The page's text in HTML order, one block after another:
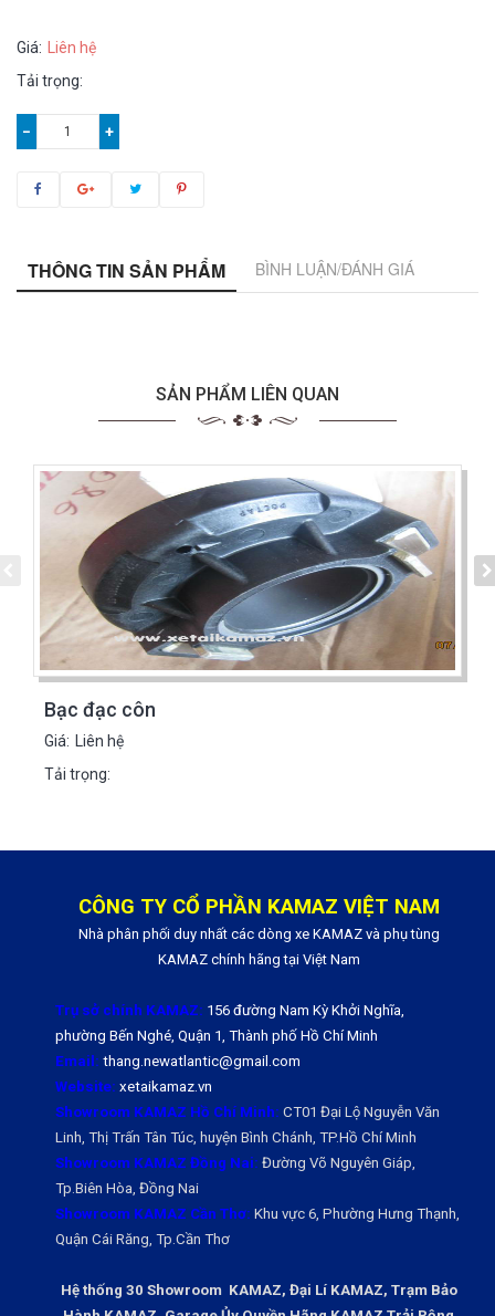
Giá: Liên hệ
Tải trọng:
− +
THÔNG TIN SẢN PHẨM BÌNH LUẬN/ĐÁNH GIÁ
SẢN PHẨM LIÊN QUAN
Bạc đạc côn
Giá: Liên hệ
Tải trọng:
CÔNG TY CỔ PHẦN KAMAZ VIỆT NAM
Nhà phân phối duy nhất các dòng xe KAMAZ và phụ tùng
KAMAZ chính hãng tại Việt Nam
Trụ sở chính KAMAZ: 156 đường Nam Kỳ Khởi Nghĩa,
phường Bến Nghé, Quận 1, Thành phố Hồ Chí Minh
Email: thang.newatlantic@gmail.com
Website: xetaikamaz.vn
Showroom KAMAZ Hồ Chí Minh: CT01 Đại Lộ Nguyễn Văn
Linh, Thị Trấn Tân Túc, huyện Bình Chánh, TP.Hồ Chí Minh
Showroom KAMAZ Đồng Nai: Đường Võ Nguyên Giáp,
Tp.Biên Hòa, Đồng Nai
Showroom KAMAZ Cần Thơ: Khu vực 6, Phường Hưng Thạnh,
Quận Cái Răng, Tp.Cần Thơ
Hệ thống 30 Showroom KAMAZ, Đại Lí KAMAZ, Trạm Bảo